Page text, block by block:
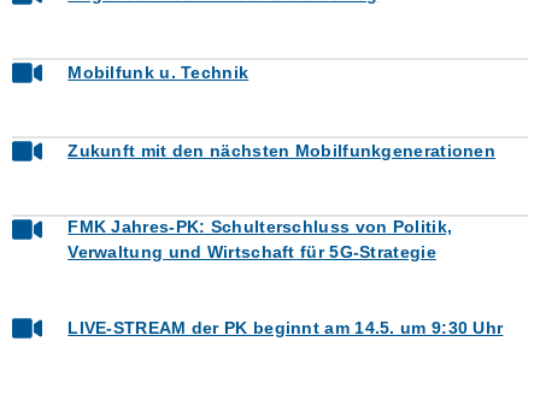
Mobilfunk u. Technik
Zukunft mit den nächsten Mobilfunkgenerationen
FMK Jahres-PK: Schulterschluss von Politik,
Verwaltung und Wirtschaft für 5G-Strategie
LIVE-STREAM der PK beginnt am 14.5. um 9:30 Uhr